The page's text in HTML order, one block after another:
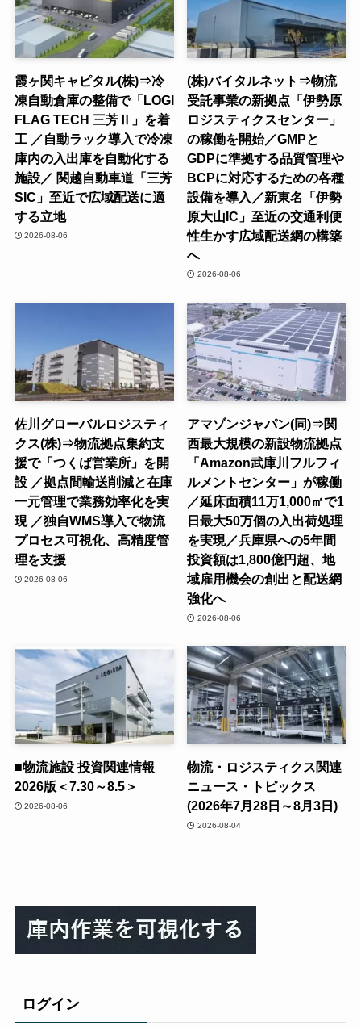
霞ヶ関キャピタル(株)⇒冷
凍自動倉庫の整備で「LOGI
FLAG TECH 三芳Ⅱ」を着
工 ／自動ラック導入で冷凍
庫内の入出庫を自動化する
施設／ 関越自動車道「三芳
SIC」至近で広域配送に適
する立地
2026-08-06
(株)バイタルネット⇒物流
受託事業の新拠点「伊勢原
ロジスティクスセンター」
の稼働を開始／GMPと
GDPに準拠する品質管理や
BCPに対応するための各種
設備を導入／新東名「伊勢
原大山IC」至近の交通利便
性生かす広域配送網の構築
へ
2026-08-06
佐川グローバルロジスティ
クス(株)⇒物流拠点集約支
援で「つくば営業所」を開
設 ／拠点間輸送削減と在庫
一元管理で業務効率化を実
現 ／独自WMS導入で物流
プロセス可視化、高精度管
理を支援
2026-08-06
アマゾンジャパン(同)⇒関
西最大規模の新設物流拠点
「Amazon武庫川フルフィ
ルメントセンター」が稼働
／延床面積11万1,000㎡で1
日最大50万個の入出荷処理
を実現／兵庫県への5年間
投資額は1,800億円超、地
域雇用機会の創出と配送網
強化へ
2026-08-06
■物流施設 投資関連情報
2026版＜7.30～8.5＞
2026-08-06
物流・ロジスティクス関連
ニュース・トピックス
(2026年7月28日～8月3日)
2026-08-04
ログイン